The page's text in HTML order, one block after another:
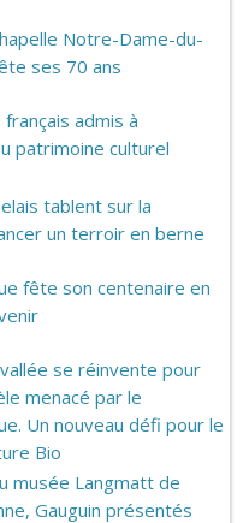
Notre-Dame-du-
ses 70 ans
admis à
patrimoine culturel
tablent sur la
un terroir en berne
fête son centenaire en
se réinvente pour
menacé par le
Un nouveau défi pour le
Bio
musée Langmatt de
Gauguin présentés